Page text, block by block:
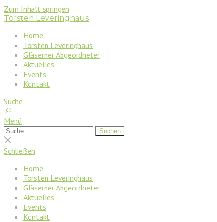
Zum Inhalt springen
Torsten Leveringhaus
Home
Torsten Leveringhaus
Gläserner Abgeordneter
Aktuelles
Events
Kontakt
Suche
Menü
Suchen
nach:
Suchen
Suche
schließen
Schließen
Home
Torsten Leveringhaus
Gläserner Abgeordneter
Aktuelles
Events
Kontakt